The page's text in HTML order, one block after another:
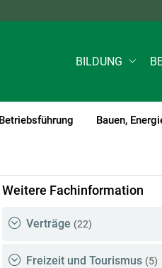
BILDUNG
Betriebsführung Bauen,
Weitere Fachinformation
Verträge (22)
Freizeit und Tourismus (5)